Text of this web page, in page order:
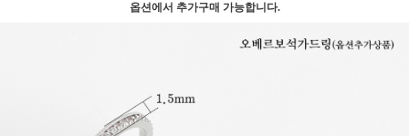
옵션에서 추가구매 가능합니다.